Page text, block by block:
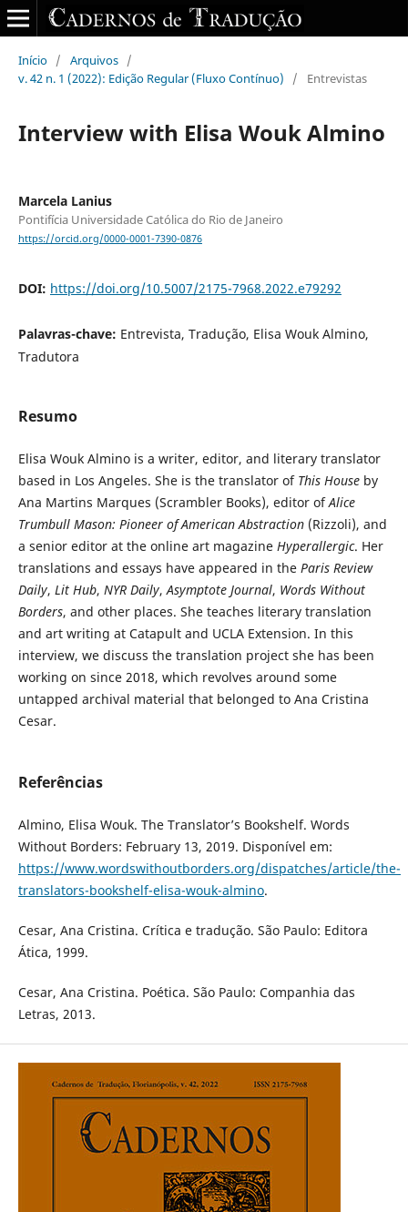
Início / Arquivos /
v. 42 n. 1 (2022): Edição Regular (Fluxo Contínuo)
/ Entrevistas
Interview with Elisa Wouk Almino
Marcela Lanius
Pontifícia Universidade Católica do Rio de Janeiro
https://orcid.org/0000-0001-7390-0876
DOI: https://doi.org/10.5007/2175-7968.2022.e79292
Palavras-chave: Entrevista, Tradução, Elisa Wouk Almino,
Tradutora
Resumo
Elisa Wouk Almino is a writer, editor, and literary translator
based in Los Angeles. She is the translator of This House by
Ana Martins Marques (Scrambler Books), editor ofAlice
Trumbull Mason: Pioneer of American Abstraction (Rizzoli), and
a senior editor at the online art magazine Hyperallergic. Her
translations and essays have appeared in the Paris Review
Daily, Lit Hub, NYR Daily,Asymptote Journal, Words Without
Borders, and other places. She teaches literary translation
and art writing at Catapult and UCLA Extension. In this
interview, we discuss the translation project she has been
working on since 2018, which revolves around some
untapped archival material that belonged to Ana Cristina
Cesar.
Referências
Almino, Elisa Wouk. The Translator’s Bookshelf. Words
Without Borders: February 13, 2019. Disponível em:
https://www.wordswithoutborders.org/dispatches/article/the-
translators-bookshelf-elisa-wouk-almino.
Cesar, Ana Cristina. Crítica e tradução. São Paulo: Editora
Ática, 1999.
Cesar, Ana Cristina. Poética. São Paulo: Companhia das
Letras, 2013.